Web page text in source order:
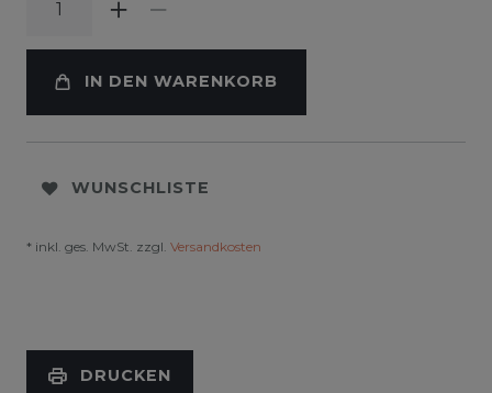
IN DEN WARENKORB
WUNSCHLISTE
* inkl. ges. MwSt. zzgl. Versandkosten
DRUCKEN